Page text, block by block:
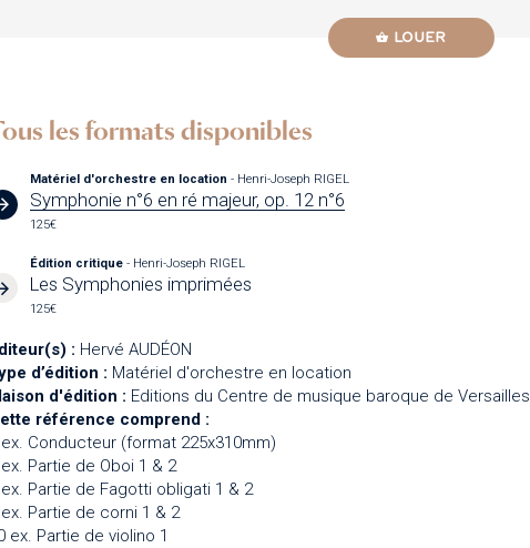
LOUER
les formats disponibles
Matériel d'orchestre en location- Henri-Joseph RIGEL
Symphonie n°6 en ré majeur, op. 12 n°6
125€
Édition critique- Henri-Joseph RIGEL
Les Symphonies imprimées
125€
: Hervé AUDÉON
d’édition : Matériel d'orchestre en location
d'édition : Editions du Centre de musique baroque de Versailles
référence comprend :
Conducteur (format 225x310mm)
Partie de Oboi 1 & 2
Partie de Fagotti obligati 1 & 2
Partie de corni 1 & 2
ex. Partie de violino 1